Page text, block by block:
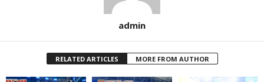
admin
RELATED ARTICLES MORE FROM AUTHOR